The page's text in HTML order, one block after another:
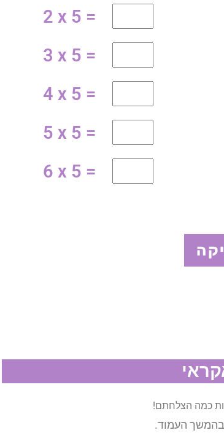
2 x 5 =
3 x 5 =
4 x 5 =
5 x 5 =
6 x 5 =
כמה הצלחתם!
בהמשך העמוד.